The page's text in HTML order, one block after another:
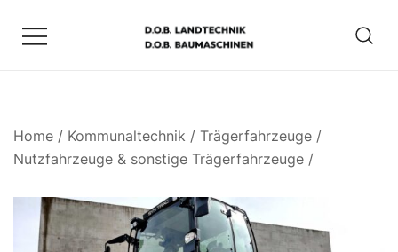
Inhalt
Home / Kommunaltechnik / Trägerfahrzeuge /
Nutzfahrzeuge & sonstige Trägerfahrzeuge /